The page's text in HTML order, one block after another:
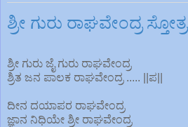
ಶ್ರೀ ಗುರು ರಾಘವೇಂದ್ರ ಸ್ತೋತ್ರ
ಶ್ರೀ ಗುರು ಜೈ ಗುರು ರಾಘವೇಂದ್ರ
ಶ್ರಿತ ಜನ ಪಾಲಕ ರಾಘವೇಂದ್ರ ..... ||ಪ||
ದೀನ ದಯಾಪರ ರಾಘವೇಂದ್ರ
ಜ್ಞಾನ ನಿಧಿಯೇ ಶ್ರೀ ರಾಘವೇಂದ್ರ